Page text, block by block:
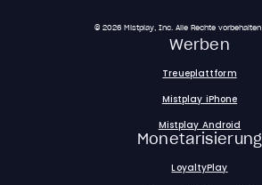
© 2026 Mistplay, Inc. Alle Rechte vorbehalten
Werben
Treueplattform
Mistplay iPhone
Mistplay Android
Monetarisierung
LoyaltyPlay